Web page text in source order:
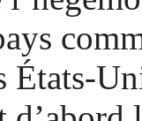
États-